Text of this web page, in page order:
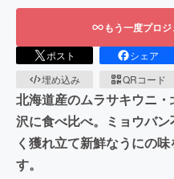
もう一度プロ
ポスト シェア
埋め込み
QRコード
北海道産のムラサキウニ
沢に食べ比べ。ミョウバ
く獲れ立て新鮮なうにの
す。